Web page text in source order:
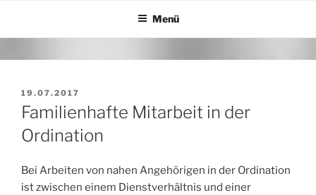
springen
Menü
VERÖFFENTLICHT
AM
19.07.2017
Familienhafte Mitarbeit in der
Ordination
Bei Arbeiten von nahen Angehörigen in der Ordination
ist zwischen einem Dienstverhältnis und einer